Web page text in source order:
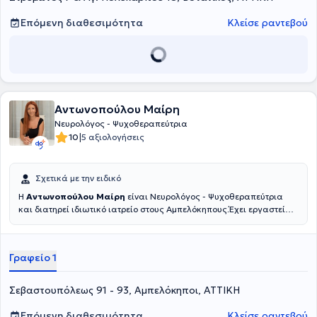
Επόμενη διαθεσιμότητα
Κλείσε ραντεβού
Αντωνοπούλου Μαίρη
Νευρολόγος - Ψυχοθεραπεύτρια
10|5 αξιολογήσεις
Σχετικά με την ειδικό
Η Αντωνοπούλου Μαίρη είναι Νευρολόγος - Ψυχοθεραπεύτρια
και διατηρεί ιδιωτικό ιατρείο στους Αμπελόκηπους.Έχει εργαστεί
Άνω Γλυφάδα και στο Metropolitan General. Επίσης,υπήρξε
Attica Medpoint στην περιοχή των Πατησίων ενώ εργάστηκε και ως
εξωτερική συνεργάτιδα Νευρολόγος στα Ιδιωτικά Πολυιατρεία
Medihall στην Κηφισιά και IΑΖΩ στο Χαιδάρι. Σπούδασε στην
Ιατρική Σχολή Πανεπιστημίου Πατρών. Στη συνέχεια, ειδικεύτηκε στη
Νευρολογία στο 251 Γενικό Νοσοκομείο Αεροπορίας και αποτελεί
Γραφείο 1
Σεβαστουπόλεως 91 - 93, Αμπελόκηποι, ΑΤΤΙΚΗ